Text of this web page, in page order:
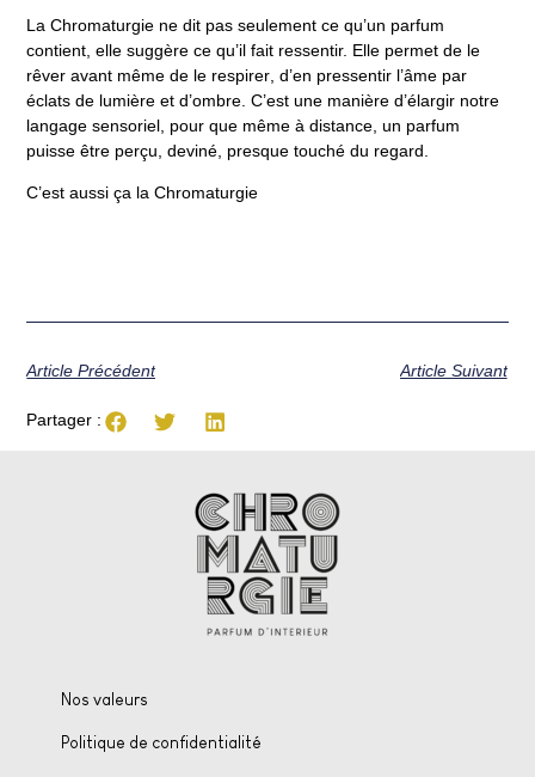
La Chromaturgie ne dit pas seulement ce qu’un parfum
contient, elle suggère ce qu’il fait ressentir. Elle permet de le
rêver avant même de le respirer , d’en pressentir l’âme par
éclats de lumière et d’ombre. C’est une manière d’élargir notre
langage sensoriel, pour que même à distance, un parfum
puisse être perçu, deviné, presque touché du regard.
C’est aussi ça la Chromaturgie
Article Précédent Article Suivant
Partager :
Nos valeurs
Politique de confidentialité